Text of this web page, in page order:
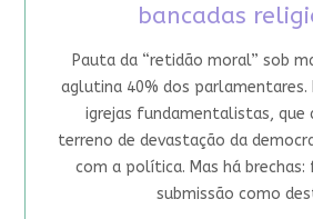
bancadas
Pauta da “retidão moral” sob
aglutina 40% dos parlamentares.
igrejas fundamentalistas, que
terreno de devastação da
com a política. Mas há
submissão como